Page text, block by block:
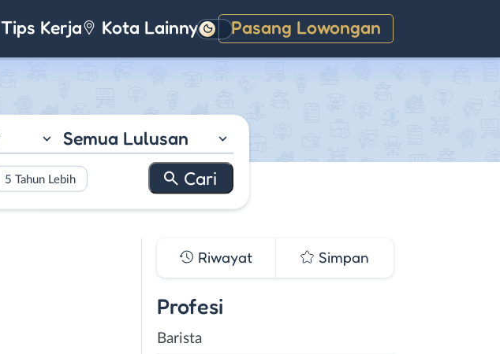
Tips Kerja Kota Lainnya Pasang Lowongan
Gelap
Semua Lulusan
5 Tahun Lebih
Riwayat Simpan
Profesi
Barista